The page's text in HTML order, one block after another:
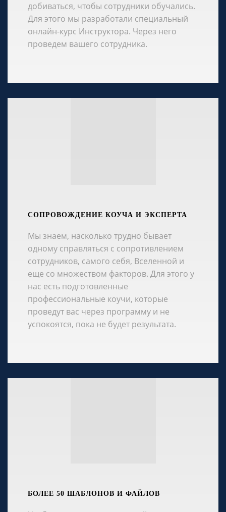
добиваться, чтобы сотрудники обучались.
Для этого мы разработали специальный
онлайн-курс Инструктора. Через него
проведем вашего сотрудника.
СОПРОВОЖДЕНИЕ КОУЧА И ЭКСПЕРТА
Мы знаем, насколько трудно бывает
одному справляться с сопротивлением
сотрудников, самого себя, Вселенной и
еще со множеством факторов. Для этого у
нас есть подготовленные
профессиональные коучи, которые
проведут вас через программу и не
успокоятся, пока не будет результата.
БОЛЕЕ 50 ШАБЛОНОВ И ФАЙЛОВ